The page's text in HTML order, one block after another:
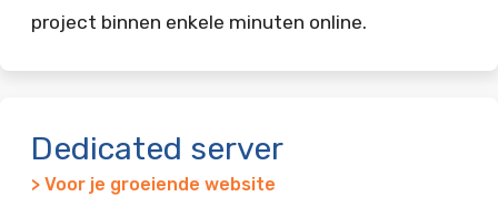
project binnen enkele minuten online.
Dedicated server
> Voor je groeiende website